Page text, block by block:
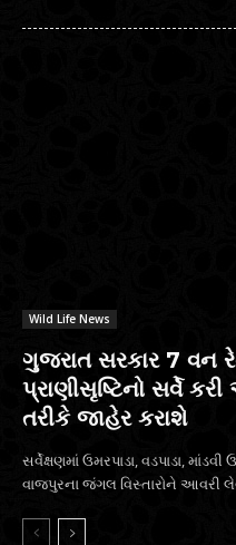
Wild Life News
ગુજરાત સરકાર 7 વન
પ્રાણીસૃષ્ટિનો સર્વે
તરીકે જાહેર કરાશે
સર્વેક્ષણમાં ઉમરપાડા, વડપાડા,
વાજપુરના જંગલ વિસ્તારોને આવરી